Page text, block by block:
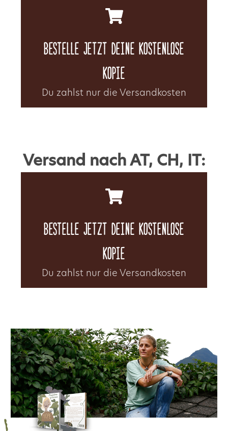
Bestelle jetzt deine kostenlose
kopie
Du zahlst nur die Versandkosten
Versand nach AT, CH, IT:
Bestelle jetzt deine kostenlose
kopie
Du zahlst nur die Versandkosten